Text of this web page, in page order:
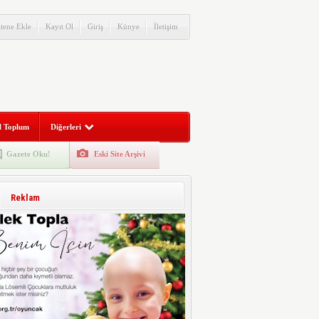
Ekle Kayıt Ol Giriş Künye İletişim
Toplum Diğerleri
Gazete Oku! Eski Site Arşivi
Reklam